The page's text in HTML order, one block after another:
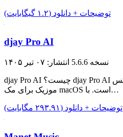
توضیحات + دانلود (۱.۲ گیگابایت)
djay Pro AI
نسخه 5.6.6 انتشار: ۰۷ تیر ۱۴۰۵
djay Pro AI چیست؟ djay Pro AI یکی از برنامه‌های مطرح میکس
موزیک برای مک macOS است. با…
توضیحات + دانلود (۲۹۳.۹۱ مگابایت)